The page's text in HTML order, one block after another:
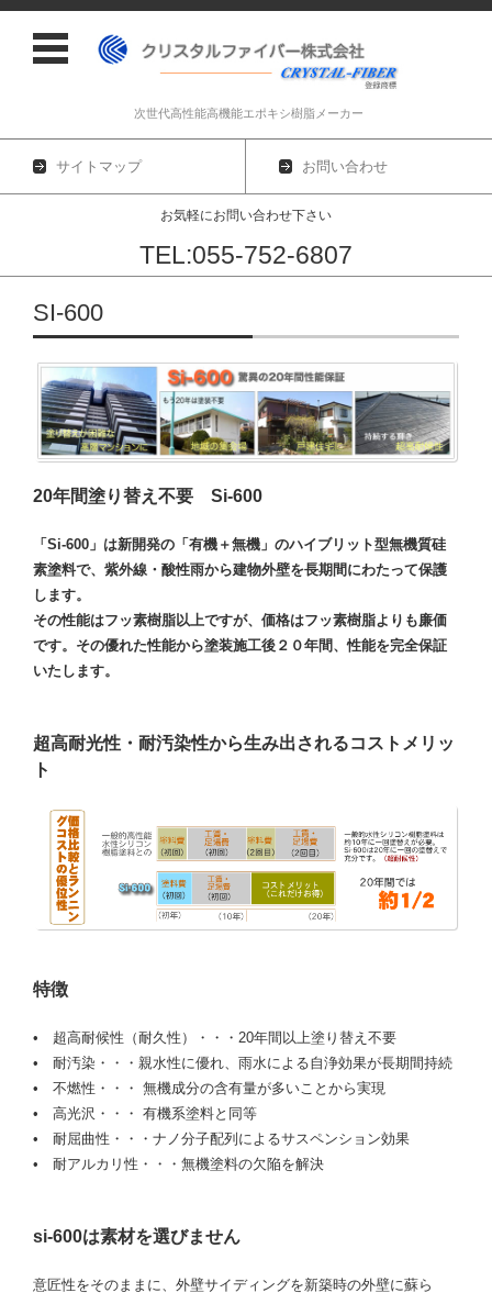
次世代高性能高機能エポキシ樹脂メーカー
サイトマップ お問い合わせ
お気軽にお問い合わせ下さい
TEL:055-752-6807
コンテンツに移動
SI-600
20年間塗り替え不要 Si-600
「Si-600」は新開発の「有機＋無機」のハイブリット型無機質硅
素塗料で、紫外線・酸性雨から建物外壁を長期間にわたって保護
します。
その性能はフッ素樹脂以上ですが、価格はフッ素樹脂よりも廉価
です。その優れた性能から塗装施工後２０年間、性能を完全保証
いたします。
超高耐光性・耐汚染性から生み出されるコストメリッ
ト
特徴
• 超高耐候性（耐久性）・・・20年間以上塗り替え不要
• 耐汚染・・・親水性に優れ、雨水による自浄効果が長期間持続
• 不燃性・・・ 無機成分の含有量が多いことから実現
• 高光沢・・・ 有機系塗料と同等
• 耐屈曲性・・・ナノ分子配列によるサスペンション効果
• 耐アルカリ性・・・無機塗料の欠陥を解決
si-600は素材を選びません
意匠性をそのままに、外壁サイディングを新築時の外壁に蘇ら